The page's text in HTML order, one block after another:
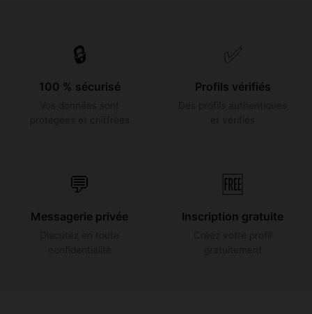
🔒
100 % sécurisé
✅
Profils vérifiés
💬
Messagerie privée
🆓
Inscription gratuite